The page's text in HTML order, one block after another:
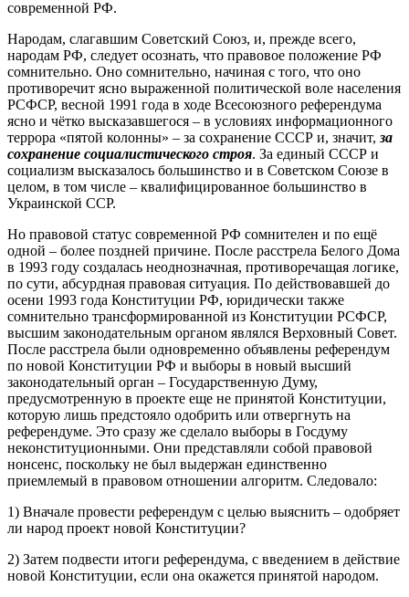
современной РФ.
Народам, слагавшим Советский Союз, и, прежде всего,
народам РФ, следует осознать, что правовое положение РФ
сомнительно. Оно сомнительно, начиная с того, что оно
противоречит ясно выраженной политической воле населения
РСФСР, весной 1991 года в ходе Всесоюзного референдума
ясно и чётко высказавшегося – в условиях информационного
террора «пятой колонны» – за сохранение СССР и, значит, за
сохранение социалистического строя. За единый СССР и
социализм высказалось большинство и в Советском Союзе в
целом, в том числе – квалифицированное большинство в
Украинской ССР.
Но правовой статус современной РФ сомнителен и по ещё
одной – более поздней причине. После расстрела Белого Дома
в 1993 году создалась неоднозначная, противоречащая логике,
по сути, абсурдная правовая ситуация. По действовавшей до
осени 1993 года Конституции РФ, юридически также
сомнительно трансформированной из Конституции РСФСР,
высшим законодательным органом являлся Верховный Совет.
После расстрела были одновременно объявлены референдум
по новой Конституции РФ и выборы в новый высший
законодательный орган – Государственную Думу,
предусмотренную в проекте еще не принятой Конституции,
которую лишь предстояло одобрить или отвергнуть на
референдуме. Это сразу же сделало выборы в Госдуму
неконституционными. Они представляли собой правовой
нонсенс, поскольку не был выдержан единственно
приемлемый в правовом отношении алгоритм. Следовало:
1) Вначале провести референдум с целью выяснить – одобряет
ли народ проект новой Конституции?
2) Затем подвести итоги референдума, с введением в действие
новой Конституции, если она окажется принятой народом.